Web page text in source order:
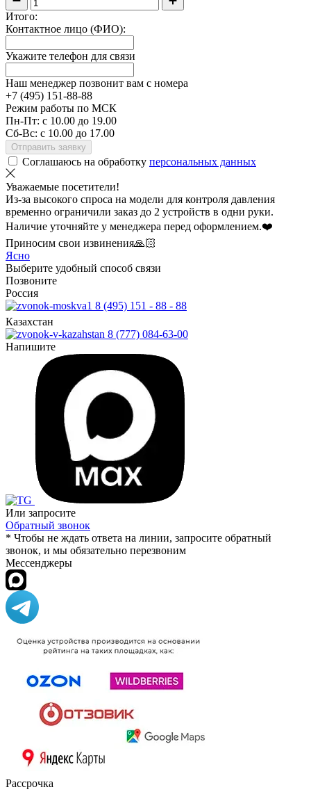
Итого:
Контактное лицо (ФИО):
Укажите телефон для связи
Наш менеджер позвонит вам с номера
+7 (495) 151-88-88
Режим работы по МСК
Пн-Пт: с 10.00 до 19.00
Сб-Вс: с 10.00 до 17.00
Отправить заявку
Соглашаюсь на обработку персональных данных
Уважаемые посетители!
Из-за высокого спроса на модели для контроля давления
временно ограничили заказ до 2 устройств в одни руки.
Наличие уточняйте у менеджера перед оформлением.❤️
Приносим свои извинения🙏🏻
Ясно
Выберите удобный способ связи
Позвоните
Россия
8 (495) 151 - 88 - 88
Казахстан
8 (777) 084-63-00
Напишите
Или запросите
Обратный звонок
* Чтобы не ждать ответа на линии, запросите обратный
звонок, и мы обязательно перезвоним
Мессенджеры
Рассрочка